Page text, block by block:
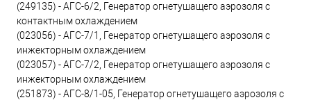
(249135) - АГС-6/2, Генератор огнетушащего аэрозоля с
контактным охлаждением
(023056) - АГС-7/1, Генератор огнетушащего аэрозоля с
инжекторным охлаждением
(023057) - АГС-7/2, Генератор огнетушащего аэрозоля с
инжекторным охлаждением
(251873) - АГС-8/1-05, Генератор огнетушащего аэрозоля с